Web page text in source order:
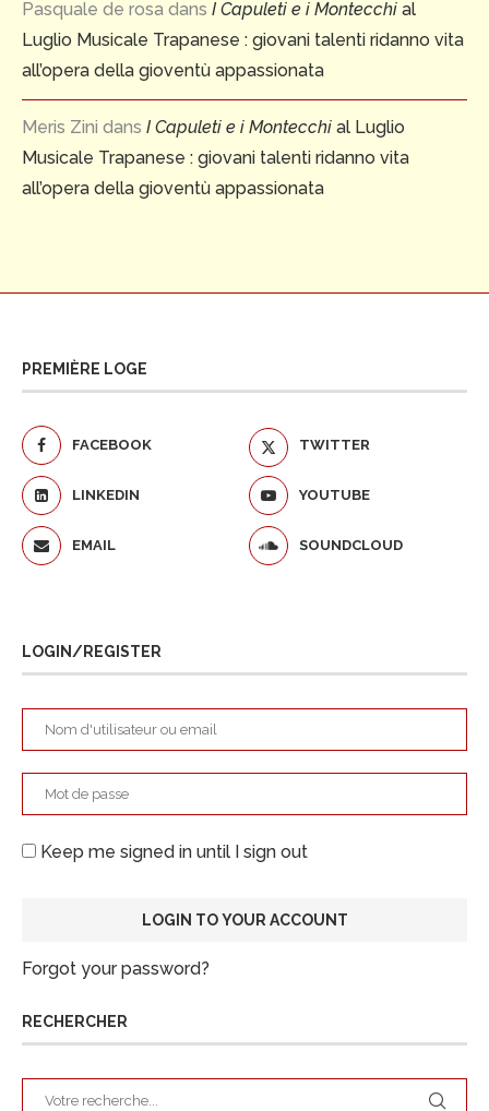
Pasquale de rosa dans I Capuleti e i Montecchi al
Luglio Musicale Trapanese : giovani talenti ridanno vita
all’opera della gioventù appassionata
Meris Zini dans I Capuleti e i Montecchi al Luglio
Musicale Trapanese : giovani talenti ridanno vita
all’opera della gioventù appassionata
PREMIÈRE LOGE
FACEBOOK TWITTER
LINKEDIN YOUTUBE
EMAIL SOUNDCLOUD
LOGIN/REGISTER
Keep me signed in until I sign out
Forgot your password?
RECHERCHER